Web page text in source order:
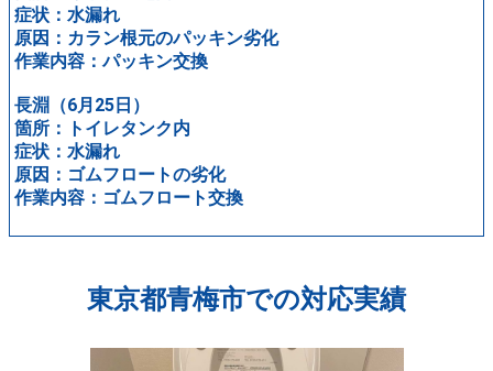
症状：水漏れ
原因：カラン根元のパッキン劣化
作業内容：パッキン交換
長淵（6月25日）
箇所：トイレタンク内
症状：水漏れ
原因：ゴムフロートの劣化
作業内容：ゴムフロート交換
東京都青梅市での対応実績